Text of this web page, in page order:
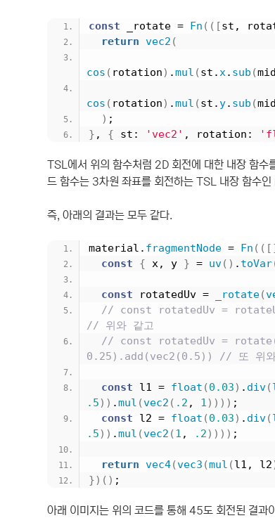
const _rotate = Fn ( ( [st,
return vec2 (
cos ( rotation) .mul (st.x. sub (
cos ( rotation) .mul (st. y. sub (
) ;
} , { st: 'vec2' , rotation:
TSL에서 위의 함수처럼 2D 회전에 대한 내장 함
드 함수는 3차원 좌표를 회전하는 TSL 내장 함수
즉, 아래의 결과는 모두 같다.
material. fragmentNode = Fn ( ( [
const
{ x, y } = uv( ) . toVar
const rotatedUv = _rotate(
// const rotatedUv =
// 위와 같고
// const rotatedUv =
0.25).add(vec2(0.5)) // 또 위
const l1 = float (0.03) . div(
.5) ) .mul (vec2 ( .2 , 1) ) ) ) ;
const l2 = float (0.03) . div(
.5) ) .mul (vec2 (1 , .2) ) ) ) ;
return vec4(vec3 (mul (l1, l2
}) ( ) ;
아래 이미지는 위의 코드를 통해 45도 회전된 결과